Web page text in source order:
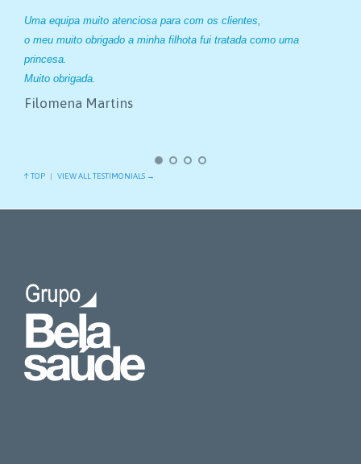
Uma equipa muito atenciosa para com os clientes,
o meu muito obrigado a minha filhota fui tratada como uma
princesa.
Muito obrigada.
Filomena Martins
↑ TOP VIEW ALL TESTIMONIALS →